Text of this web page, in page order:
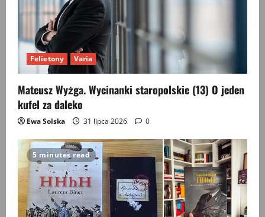
Felietony Varia
Mateusz Wyżga. Wycinanki staropolskie (13) O jeden
kufel za daleko
Ewa Solska 31 lipca 2026 0
5 minutes read